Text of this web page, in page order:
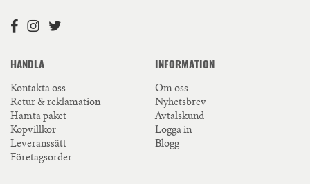
HANDLA
Kontakta oss
Retur & reklamation
Hämta paket
Köpvillkor
Leveranssätt
Företagsorder
INFORMATION
Om oss
Nyhetsbrev
Avtalskund
Logga in
Blogg